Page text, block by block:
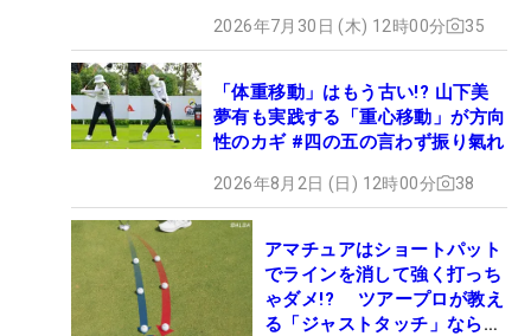
2026年7月30日 (木) 12時00分 35
「体重移動」はもう古い!? 山下美
夢有も実践する「重心移動」が方向
性のカギ #四の五の言わず振り氣れ
2026年8月2日 (日) 12時00分 38
アマチュアはショートパット
でラインを消して強く打っち
ゃダメ!? ツアープロが教え
る「ジャストタッチ」なら3